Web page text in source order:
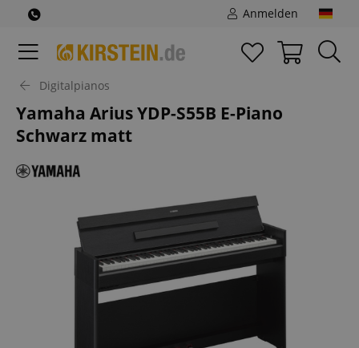
Anmelden
Digitalpianos
Yamaha Arius YDP-S55B E-Piano
Schwarz matt